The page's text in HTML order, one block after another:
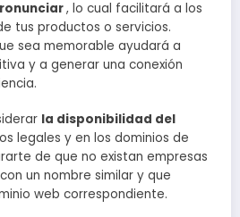
, lo cual facilitará a los
tus productos o servicios.
sea memorable ayudará a
y a generar una conexión
la disponibilidad del
legales y en los dominios de
de que no existan empresas
un nombre similar y que
web correspondiente.